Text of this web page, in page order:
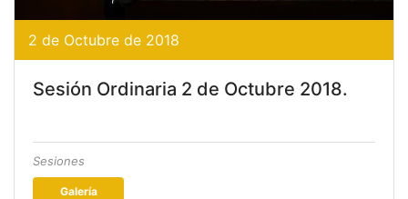
2 de Octubre de 2018
Sesión Ordinaria 2 de Octubre 2018.
Sesiones
Galería